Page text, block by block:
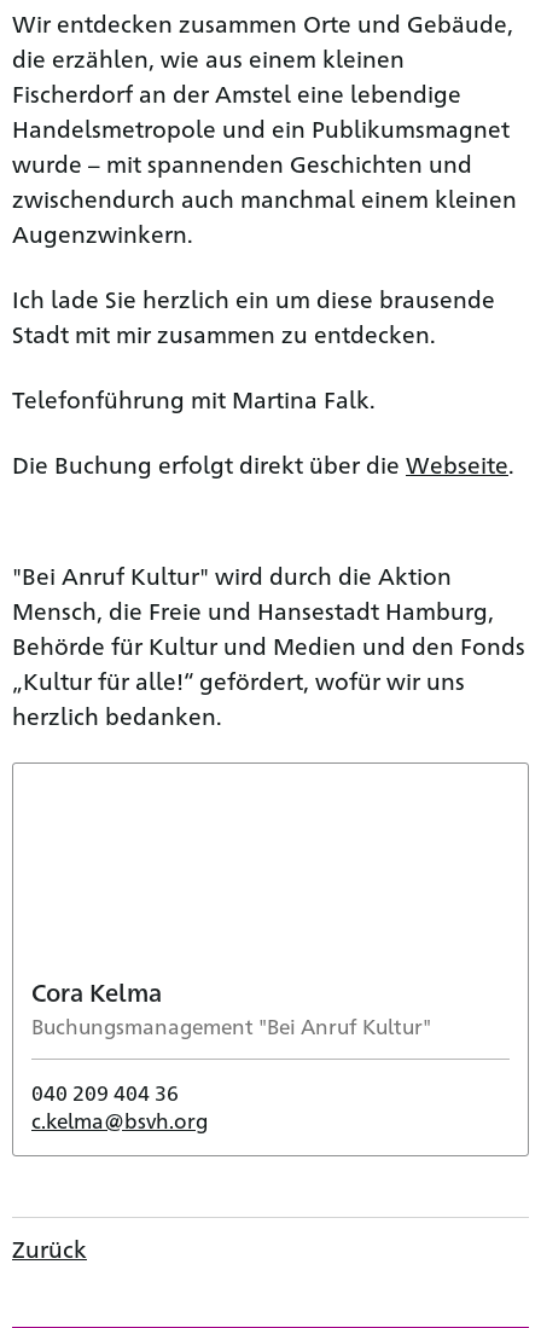
Wir entdecken zusammen Orte und Gebäude,
die erzählen, wie aus einem kleinen
Fischerdorf an der Amstel eine lebendige
Handelsmetropole und ein Publikumsmagnet
wurde – mit spannenden Geschichten und
zwischendurch auch manchmal einem kleinen
Augenzwinkern.
Ich lade Sie herzlich ein um diese brausende
Stadt mit mir zusammen zu entdecken.
Telefonführung mit Martina Falk.
Die Buchung erfolgt direkt über die Webseite.
"Bei Anruf Kultur" wird durch die Aktion
Mensch, die Freie und Hansestadt Hamburg,
Behörde für Kultur und Medien und den Fonds
„Kultur für alle!“ gefördert, wofür wir uns
herzlich bedanken.
Cora Kelma
Buchungsmanagement "Bei Anruf Kultur"
040 209 404 36
c.kelma@bsvh.org
Zurück